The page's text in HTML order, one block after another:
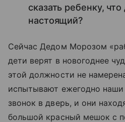
сказать ребенку,
настоящий?
Сейчас Дедом Морозом
дети верят в новогоднее
этой должности не
испытывают ежегодно наши
звонок в дверь, и они
большой красный мешок с